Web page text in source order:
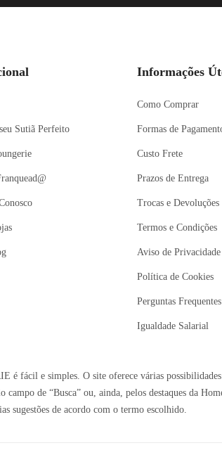
Sutiã Perfeito
Informações
Como Comprar
Formas de
Custo Frete
Prazos de Entrega
Trocas e Devoluções
Termos e Condições
Aviso de Privacidade
Política de Cookies
Perguntas Frequentes
Igualdade Salarial
é fácil e simples. O site oferece várias
campo de “Busca” ou, ainda, pelos destaques da
sugestões de acordo com o termo escolhido.